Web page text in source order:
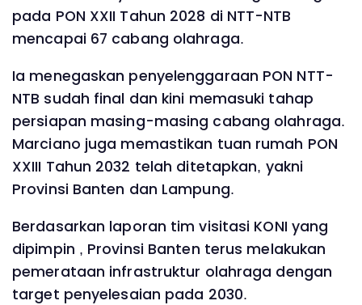
pada PON XXII Tahun 2028 di NTT-NTB
mencapai 67 cabang olahraga.
Ia menegaskan penyelenggaraan PON NTT-
NTB sudah final dan kini memasuki tahap
persiapan masing-masing cabang olahraga.
Marciano juga memastikan tuan rumah PON
XXIII Tahun 2032 telah ditetapkan, yakni
Provinsi Banten dan Lampung.
Berdasarkan laporan tim visitasi KONI yang
dipimpin , Provinsi Banten terus melakukan
pemerataan infrastruktur olahraga dengan
target penyelesaian pada 2030.